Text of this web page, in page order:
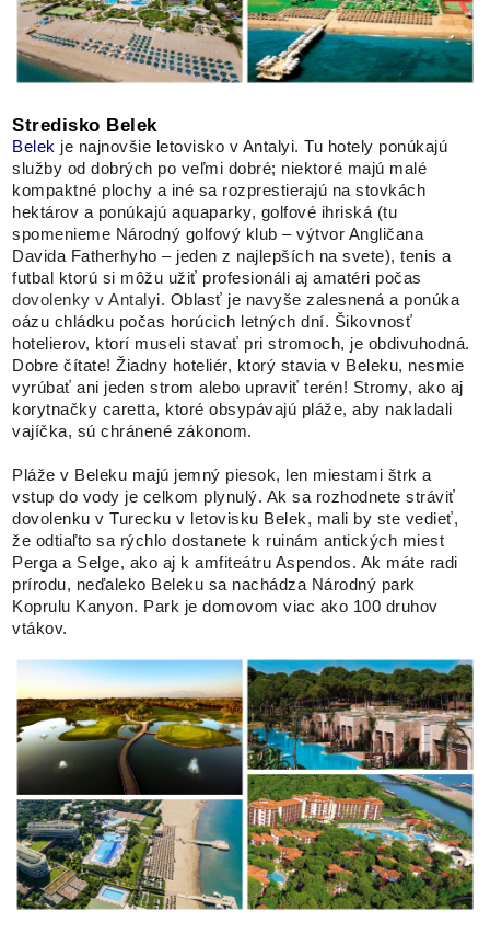
Stredisko Belek
Belek je najnovšie letovisko v Antalyi. Tu hotely ponúkajú
služby od dobrých po veľmi dobré; niektoré majú malé
kompaktné plochy a iné sa rozprestierajú na stovkách
hektárov a ponúkajú aquaparky, golfové ihriská (tu
spomenieme Národný golfový klub – výtvor Angličana
Davida Fatherhyho – jeden z najlepších na svete), tenis a
futbal ktorú si môžu užiť profesionáli aj amatéri počas
dovolenky v Antalyi. Oblasť je navyše zalesnená a ponúka
oázu chládku počas horúcich letných dní. Šikovnosť
hotelierov, ktorí museli stavať pri stromoch, je obdivuhodná.
Dobre čítate! Žiadny hoteliér, ktorý stavia v Beleku, nesmie
vyrúbať ani jeden strom alebo upraviť terén! Stromy, ako aj
korytnačky caretta, ktoré obsypávajú pláže, aby nakladali
vajíčka, sú chránené zákonom.
Pláže v Beleku majú jemný piesok, len miestami štrk a
vstup do vody je celkom plynulý. Ak sa rozhodnete stráviť
dovolenku v Turecku v letovisku Belek, mali by ste vedieť,
že odtiaľto sa rýchlo dostanete k ruinám antických miest
Perga a Selge, ako aj k amfiteátru Aspendos. Ak máte radi
prírodu, neďaleko Beleku sa nachádza Národný park
Koprulu Kanyon. Park je domovom viac ako 100 druhov
vtákov.